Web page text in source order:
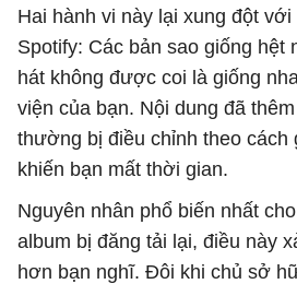
Hai hành vi này lại xung đột
Spotify: Các bản sao giống hệt
hát không được coi là giống
viện của bạn. Nội dung đã
thường bị điều chỉnh theo cách
khiến bạn mất thời gian.
Nguyên nhân phổ biến nhất
album bị đăng tải lại, điều này
hơn bạn nghĩ. Đôi khi chủ sở